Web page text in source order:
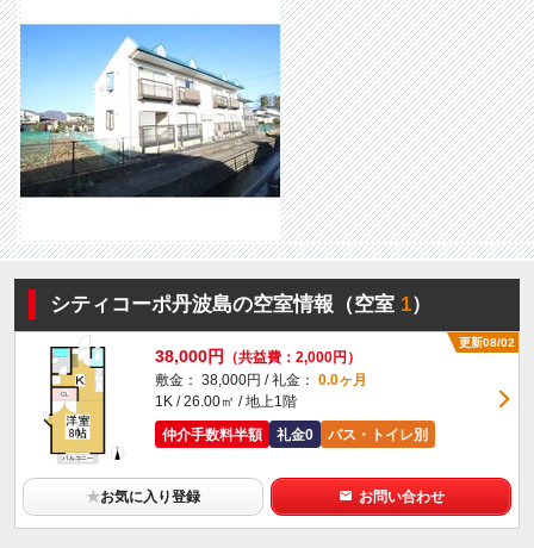
シティコーポ丹波島の空室情報（空室1）
更新08/02
38,000円
（共益費：2,000円）
敷金： 38,000円 / 礼金： 0.0ヶ月
1K / 26.00㎡ / 地上1階
仲介手数料半額
礼金0 バス・トイレ別
★お気に入り登録 お問い合わせ